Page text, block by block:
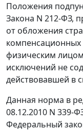
Положения
Закона N 212-ФЗ,
от обложения
компенсационных
физическим
исключений не
действовавшей в
Данная норма в
08.12.2010 N 339-
Федеральный